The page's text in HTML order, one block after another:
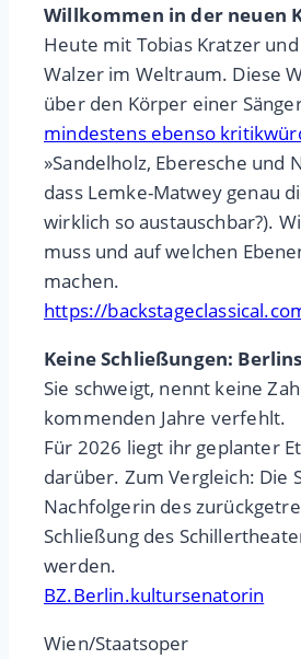
Willkommen in der neuen
Heute mit Tobias Kratzer
Walzer im Weltraum. Diese
über den Körper einer
mindestens ebenso
»Sandelholz, Eberesche
dass Lemke-Matwey genau
wirklich so austauschbar?).
muss und auf welchen
machen.
https://
Keine Schließungen:
Sie schweigt, nennt keine
kommenden Jahre verfehlt.
Für 2026 liegt ihr geplanter
darüber. Zum Vergleich: Die
Nachfolgerin des
Schließung des
werden.
BZ.Berlin.kultursenatorin
Wien/Staatsoper